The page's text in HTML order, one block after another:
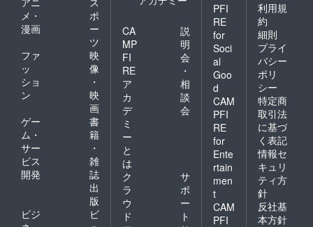
メ・
漫画
ポ
ー
ツ
ファ
ッ
ショ
ン
映
像
・
映
画
ゲー
ム・
サー
ビス
開発
書
籍
・
雑
誌
出
版
ビジ
ビ
CA
MP
FI
RE
ア
カ
デ
ミ
ー
と
は
説
明
会
・
相
談
会
ク
ラ
ウ
ド
サ
ポ
ー
ト
PFI
RE
for
Soci
al
Goo
d
CAM
PFI
RE
for
Ente
rtain
men
t
CAM
PFI
利用規
約
細則
プライ
バシー
ポリ
シー
特定商
取引法
に基づ
く表記
情報セ
キュリ
ティ方
針
反社基
本方針